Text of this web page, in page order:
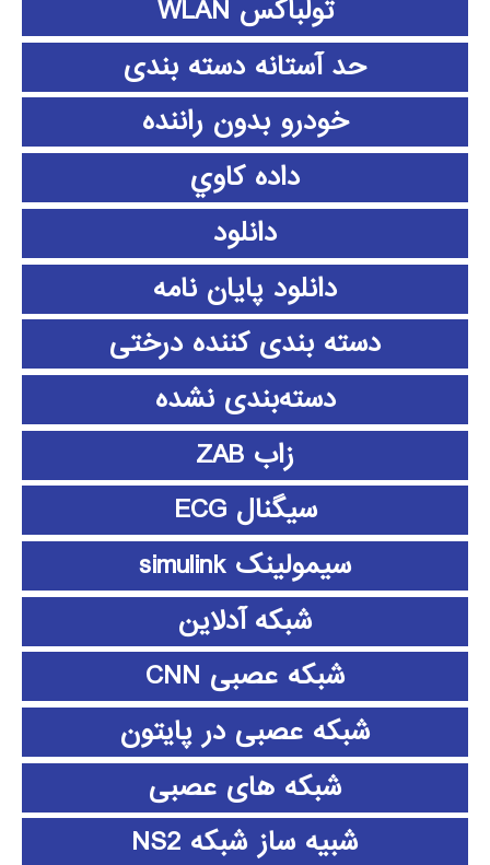
تولباکس WLAN
حد آستانه دسته بندی
خودرو بدون راننده
داده كاوي
دانلود
دانلود پايان نامه
دسته بندی کننده درختی
دسته‌بندی نشده
زاب ZAB
سیگنال ECG
سیمولینک simulink
شبکه آدلاین
شبکه عصبی CNN
شبکه عصبی در پایتون
شبکه های عصبی
شبیه ساز شبکه NS2